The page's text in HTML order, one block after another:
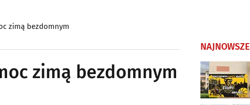
zimą bezdomnym
zimą bezdomnym
NAJNOWSZE